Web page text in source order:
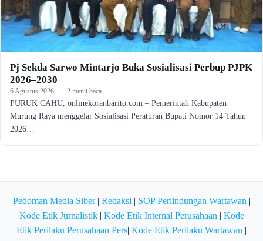
Pj Sekda Sarwo Mintarjo Buka Sosialisasi Perbup PJPK
2026–2030
6 Agustus 2026 · 2 menit baca
PURUK CAHU, onlinekoranbarito.com – Pemerintah Kabupaten
Murung Raya menggelar Sosialisasi Peraturan Bupati Nomor 14 Tahun
2026…
Pedoman Media Siber| Redaksi | SOP Perlindungan Wartawan |
Kode Etik Jurnalistik| Kode Etik Internal Perusahaan | Kode
Etik Perilaku Perusahaan Pers| Kode Etik Perilaku Wartawan |